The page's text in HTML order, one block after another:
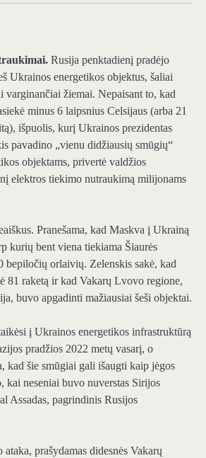
Rusija penktadienį pradėjo
Ukrainos energetikos objektus, šaliai
varginančiai žiemai. Nepaisant to, kad
minus 6 laipsnius Celsijaus (arba 21
išpuolis, kurį Ukrainos prezidentas
pavadino „vienu didžiausių smūgių“
objektams, privertė valdžios
elektros tiekimo nutraukimą milijonams
Pranešama, kad Maskva į Ukrainą
kurių bent viena tiekiama Šiaurės
bepiločių orlaivių. Zelenskis sakė, kad
81 raketą ir kad Vakarų Lvovo regione,
buvo apgadinti mažiausiai šeši objektai.
į Ukrainos energetikos infrastruktūrą
pradžios 2022 metų vasarį, o
kad šie smūgiai gali išaugti kaip jėgos
kai neseniai buvo nuverstas Sirijos
Assadas, pagrindinis Rusijos
prašydamas didesnės Vakarų